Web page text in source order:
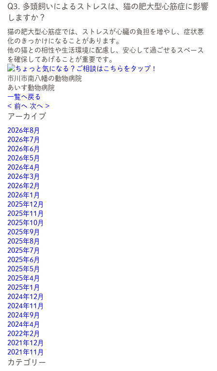
Q3. 多頭飼いによるストレスは、猫の肥大型心筋症に影響
しますか？
猫の肥大型心筋症では、ストレスが心臓の負担を増やし、症状悪
化のきっかけになることがあります。
他の猫との相性や生活環境に配慮し、安心して過ごせるスペース
を確保してあげることが重要です。
市川市南八幡の動物病院
あいす動物病院
一覧へ戻る
< 前へ 次へ >
アーカイブ
2026年8月
2026年7月
2026年6月
2026年5月
2026年4月
2026年3月
2026年2月
2026年1月
2025年12月
2025年11月
2025年10月
2025年9月
2025年8月
2025年7月
2025年6月
2025年5月
2025年4月
2025年1月
2024年12月
2024年11月
2024年9月
2024年4月
2022年2月
2021年12月
2021年11月
カテゴリー